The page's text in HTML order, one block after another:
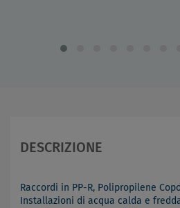
DESCRIZIONE
Raccordi in PP-R, Polipropilene
Installazioni di acqua calda e